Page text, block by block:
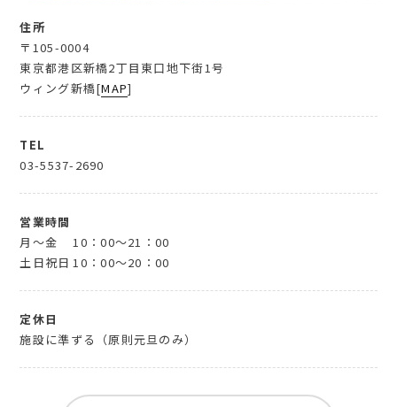
住所
〒105-0004
東京都港区新橋2丁目東口地下街1号
ウィング新橋[MAP]
TEL
03-5537-2690
営業時間
月～金
10：00～21：00
土日祝日 10：00～20：00
定休日
施設に準ずる（原則元旦のみ）